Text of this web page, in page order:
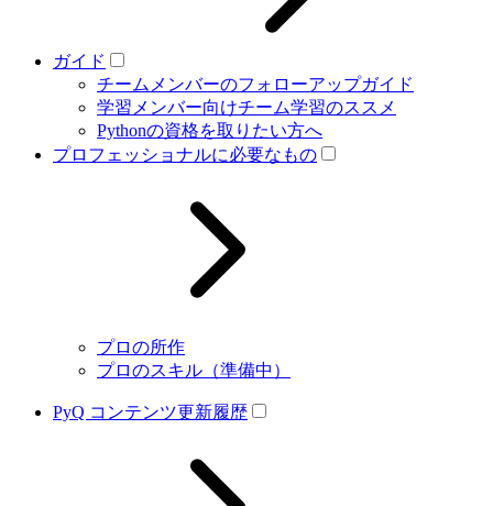
ガイド
チームメンバーのフォローアップガイド
学習メンバー向けチーム学習のススメ
Pythonの資格を取りたい方へ
プロフェッショナルに必要なもの
プロの所作
プロのスキル（準備中）
PyQ コンテンツ更新履歴